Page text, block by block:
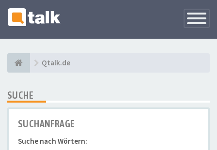
Qtalk.de
SUCHE
SUCHANFRAGE
Suche nach Wörtern: